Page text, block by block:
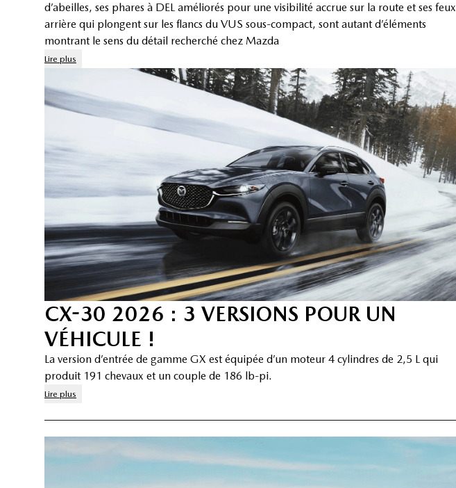
d’abeilles, ses phares à DEL améliorés pour une visibilité accrue sur la route et ses feux
arrière qui plongent sur les flancs du VUS sous-compact, sont autant d’éléments
montrant le sens du détail recherché chez Mazda
Lire plus
CX-30 2026 : 3 VERSIONS POUR UN
VÉHICULE !
La version d’entrée de gamme GX est équipée d’un moteur 4 cylindres de 2,5 L qui
produit 191 chevaux et un couple de 186 lb-pi.
Lire plus